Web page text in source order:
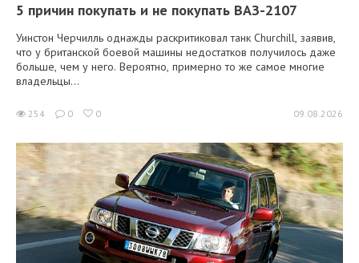
5 причин покупать и не покупать ВАЗ-2107
Уинстон Черчилль однажды раскритиковал танк Churchill, заявив,
что у британской боевой машины недостатков получилось даже
больше, чем у него. Вероятно, примерно то же самое многие
владельцы...
254 0 0 09.08.2026